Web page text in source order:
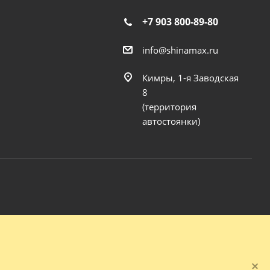
+7 903 800-89-80
info@shinamax.ru
Кимры, 1-я Заводская
8
(территория
автостоянки)